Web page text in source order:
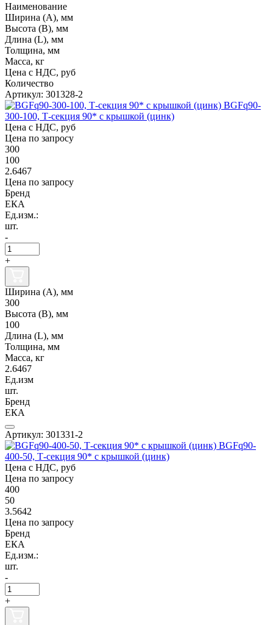
Наименование
Ширина (А), мм
Высота (В), мм
Длина (L), мм
Толщина, мм
Масса, кг
Цена с НДС, руб
Количество
Артикул: 301328-2
BGFq90-
300-100, Т-секция 90* с крышкой (цинк)
Цена с НДС, руб
Цена по запросу
300
100
2.6467
Цена по запросу
Бренд
ЕКА
Ед.изм.:
шт.
-
+
Ширина (А), мм
300
Высота (В), мм
100
Длина (L), мм
Толщина, мм
Масса, кг
2.6467
Ед.изм
шт.
Бренд
ЕКА
Артикул: 301331-2
BGFq90-
400-50, Т-секция 90* с крышкой (цинк)
Цена с НДС, руб
Цена по запросу
400
50
3.5642
Цена по запросу
Бренд
ЕКА
Ед.изм.:
шт.
-
+